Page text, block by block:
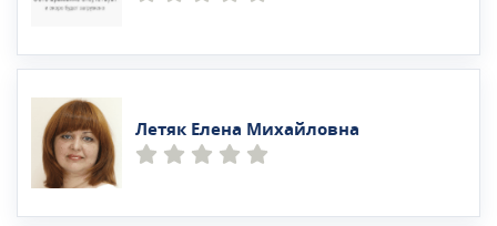
Летяк Елена Михайловна